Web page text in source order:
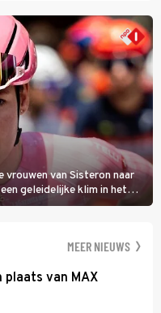
vrouwen van Sisteron naar
geleidelijke klim in het
hindernis, dat is de
MEER NIEUWS
van MAX